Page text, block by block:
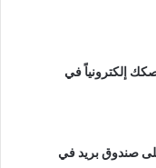
إلكترونياً في
صندوق بريد في